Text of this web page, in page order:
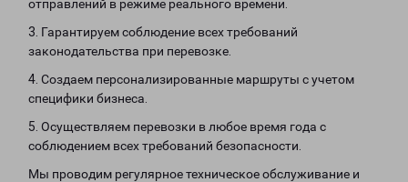
отправлений в режиме реального времени.
3. Гарантируем соблюдение всех требований
законодательства при перевозке.
4. Создаем персонализированные маршруты с учетом
специфики бизнеса.
5. Осуществляем перевозки в любое время года с
соблюдением всех требований безопасности.
Мы проводим регулярное техническое обслуживание и